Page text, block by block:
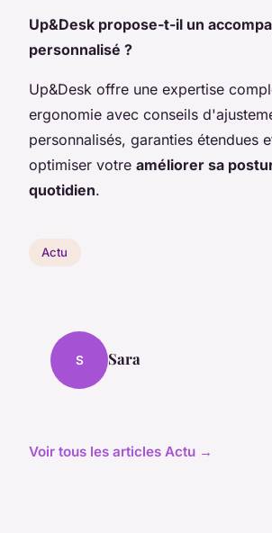
Up&Desk propose-t-il un
personnalisé ?
Up&Desk offre une expertise
ergonomie avec conseils
personnalisés, garanties étendues
optimiser votre améliorer sa
quotidien.
Actu
S Sara
Voir tous les articles Actu →